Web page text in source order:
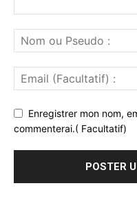
Enregistrer mon nom,
commenterai.( Facultatif)